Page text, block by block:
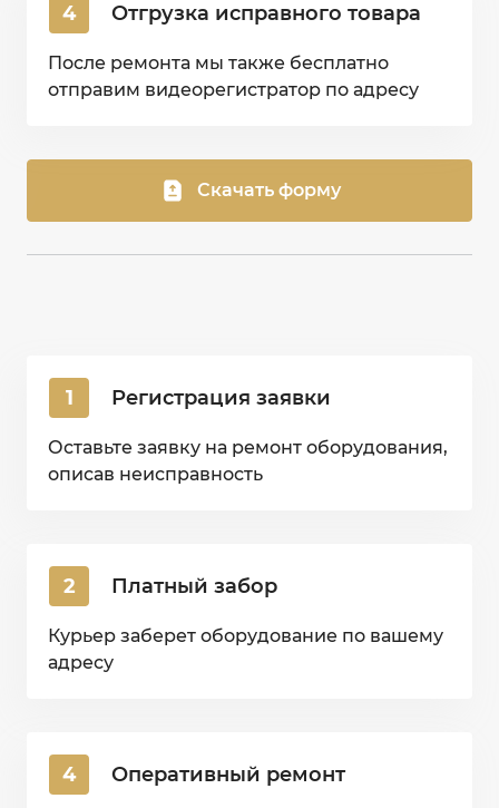
Скачать форму
4 Отгрузка исправного товара
После ремонта мы также бесплатно
отправим видеорегистратор по адресу
1 Регистрация заявки
Оставьте заявку на ремонт оборудования,
описав неисправность
2 Платный забор
Курьер заберет оборудование по вашему
адресу
4 Оперативный ремонт